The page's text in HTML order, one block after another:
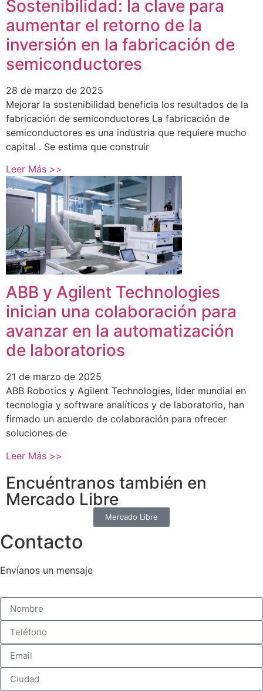
Sostenibilidad: la clave para
aumentar el retorno de la
inversión en la fabricación de
semiconductores
28 de marzo de 2025
Mejorar la sostenibilidad beneficia los resultados de la
fabricación de semiconductores La fabricación de
semiconductores es una industria que requiere mucho
capital . Se estima que construir
Leer Más >>
ABB y Agilent Technologies
inician una colaboración para
avanzar en la automatización
de laboratorios
21 de marzo de 2025
ABB Robotics y Agilent Technologies, líder mundial en
tecnología y software analíticos y de laboratorio, han
firmado un acuerdo de colaboración para ofrecer
soluciones de
Leer Más >>
Encuéntranos también en
Mercado Libre
Mercado Libre
Contacto
Envíanos un mensaje